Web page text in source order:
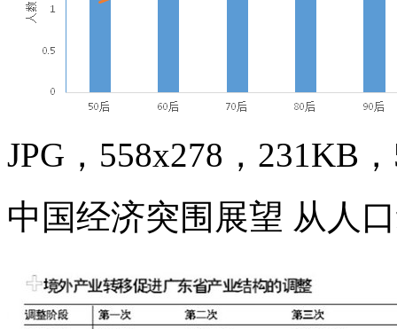
JPG，558x278，231KB
中国经济突围展望 从人